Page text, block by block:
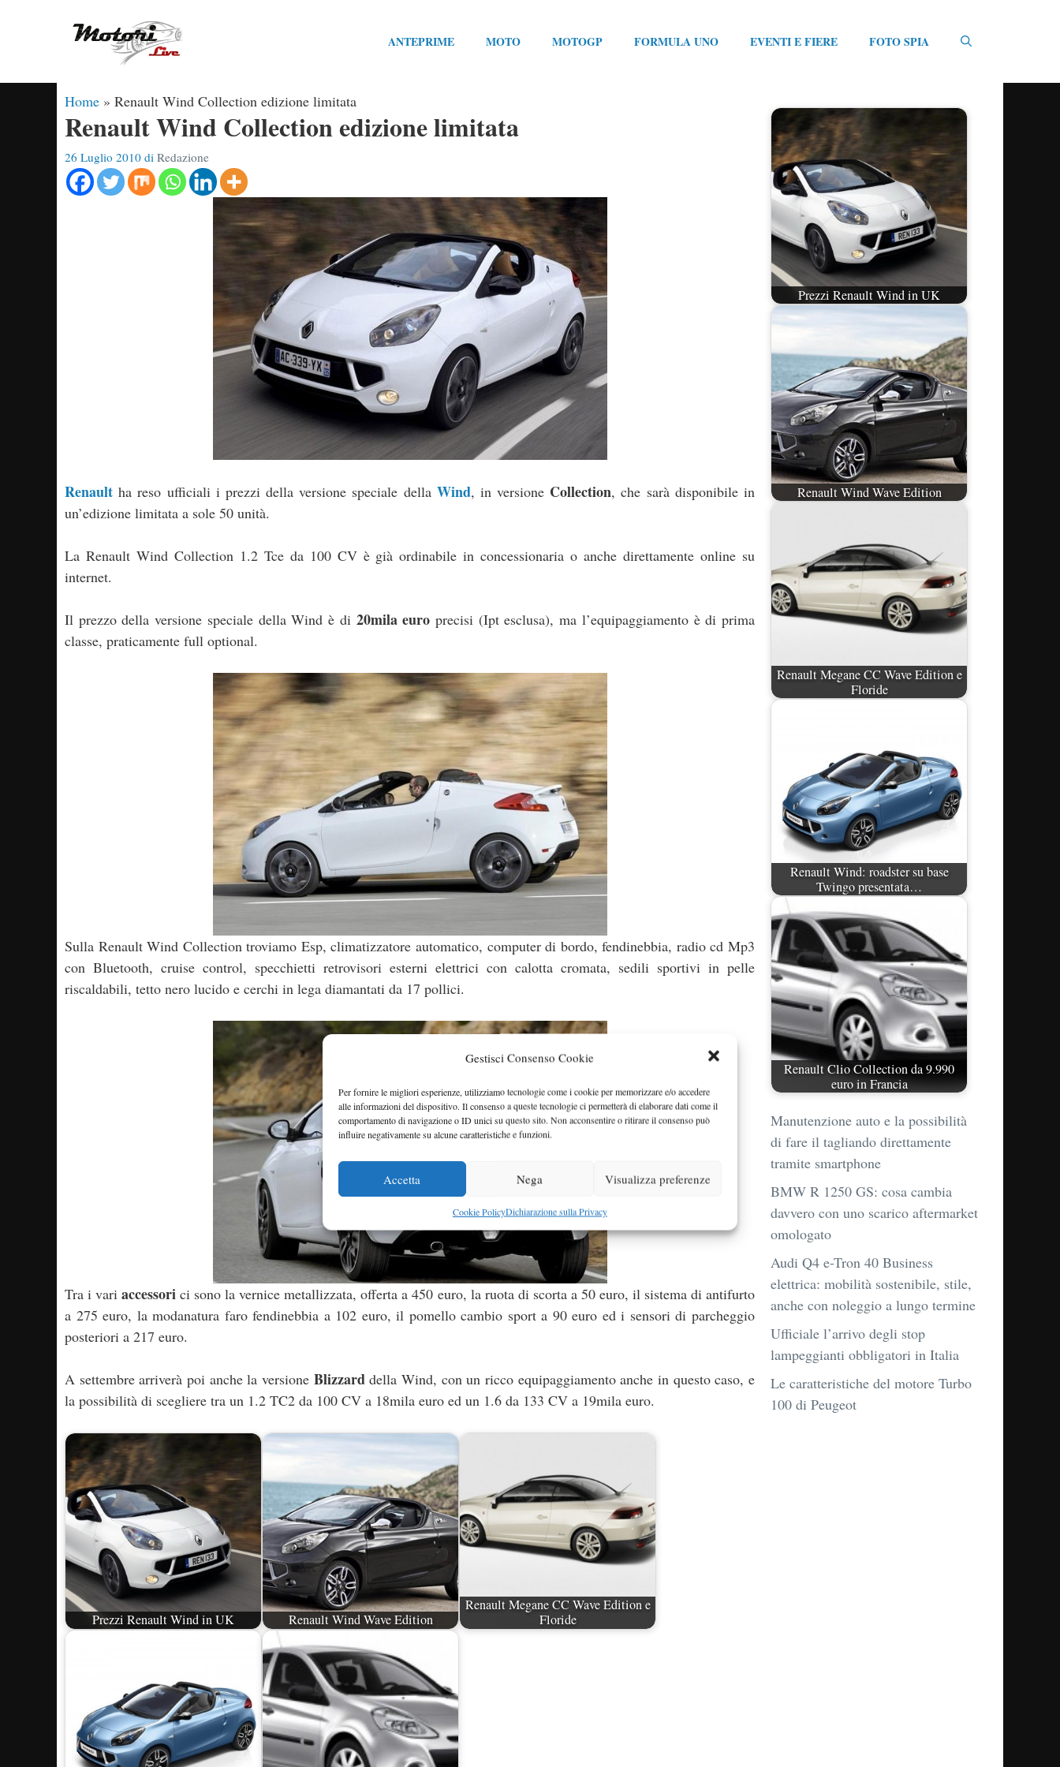
Gestisci Consenso Cookie
Per fornire le migliori esperienze, utilizziamo tecnologie come i cookie per memorizzare e/o accedere
alle informazioni del dispositivo. Il consenso a queste tecnologie ci permetterà di elaborare dati come il
comportamento di navigazione o ID unici su questo sito. Non acconsentire o ritirare il consenso può
influire negativamente su alcune caratteristiche e funzioni.
Accetta Nega Visualizza preferenze
Cookie PolicyDichiarazione sulla Privacy
ANTEPRIME MOTO MOTOGP FORMULA UNO EVENTI E FIERE FOTO SPIA
Home » Renault Wind Collection edizione limitata
Renault Wind Collection edizione limitata
26 Luglio 2010 di Redazione
Renault ha reso ufficiali i prezzi della versione speciale della Wind, in versione Collection, che sarà disponibile in
un’edizione limitata a sole 50 unità.
La Renault Wind Collection 1.2 Tce da 100 CV è già ordinabile in concessionaria o anche direttamente online su
internet.
Il prezzo della versione speciale della Wind è di 20mila euro precisi (Ipt esclusa), ma l’equipaggiamento è di prima
classe, praticamente full optional.
Sulla Renault Wind Collection troviamo Esp, climatizzatore automatico, computer di bordo, fendinebbia, radio cd Mp3
con Bluetooth, cruise control, specchietti retrovisori esterni elettrici con calotta cromata, sedili sportivi in pelle
riscaldabili, tetto nero lucido e cerchi in lega diamantati da 17 pollici.
Tra i variaccessori ci sono la vernice metallizzata, offerta a 450 euro, la ruota di scorta a 50 euro, il sistema di antifurto
a 275 euro, la modanatura faro fendinebbia a 102 euro, il pomello cambio sport a 90 euro ed i sensori di parcheggio
posteriori a 217 euro.
A settembre arriverà poi anche la versione Blizzarddella Wind, con un ricco equipaggiamento anche in questo caso, e
la possibilità di scegliere tra un 1.2 TC2 da 100 CV a 18mila euro ed un 1.6 da 133 CV a 19mila euro.
Prezzi Renault Wind in UK Renault Wind Wave Edition
Renault Megane CC Wave Edition e
Floride
Prezzi Renault Wind in UK
Renault Wind Wave Edition
Renault Megane CC Wave Edition e
Floride
Renault Wind: roadster su base
Twingo presentata…
Renault Clio Collection da 9.990
euro in Francia
Manutenzione auto e la possibilità
di fare il tagliando direttamente
tramite smartphone
BMW R 1250 GS: cosa cambia
davvero con uno scarico aftermarket
omologato
Audi Q4 e-Tron 40 Business
elettrica: mobilità sostenibile, stile,
anche con noleggio a lungo termine
Ufficiale l’arrivo degli stop
lampeggianti obbligatori in Italia
Le caratteristiche del motore Turbo
100 di Peugeot